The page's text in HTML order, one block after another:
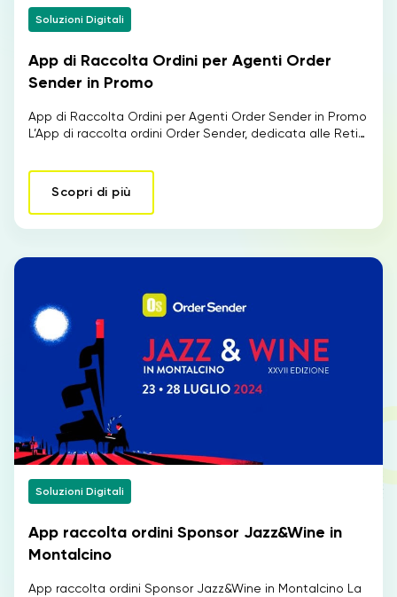
Soluzioni Digitali
App di Raccolta Ordini per Agenti Order
Sender in Promo
App di Raccolta Ordini per Agenti Order Sender in Promo
L’App di raccolta ordini Order Sender, dedicata alle Reti…
Scopri di più
Soluzioni Digitali
App raccolta ordini Sponsor Jazz&Wine in
Montalcino
App raccolta ordini Sponsor Jazz&Wine in Montalcino La